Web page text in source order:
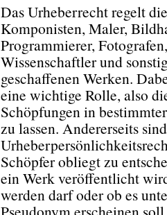
Das Urheberrecht regelt
Komponisten, Maler,
Programmierer,
Wissenschaftler und
geschaffenen Werken.
eine wichtige Rolle, also
Schöpfungen in
zu lassen. Andererseits
Schöpfer obliegt zu
ein Werk veröffentlicht
werden darf oder ob es
Pseudonym erscheinen